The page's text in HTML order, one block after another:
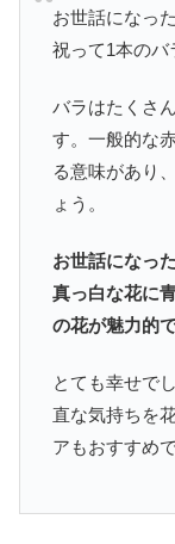
お世話になっ
祝って1本のバ
バラはたくさ
す。一般的な
る意味があり
ょう。
お世話になっ
真っ白な花に
の花が魅力的で
とても幸せで
直な気持ちを
アもおすすめで